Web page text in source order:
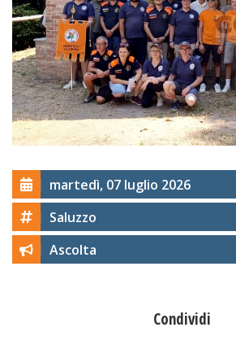
martedì, 07 luglio 2026
Saluzzo
Ascolta
Condividi